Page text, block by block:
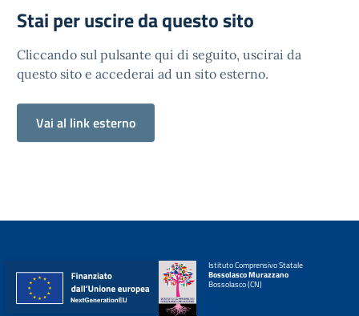
Stai per uscire da questo sito
Cliccando sul pulsante qui di seguito, uscirai da
questo sito e accederai ad un sito esterno.
Vai al link esterno
Istituto Comprensivo Statale
Bossolasco Murazzano
Bossolasco (CN)